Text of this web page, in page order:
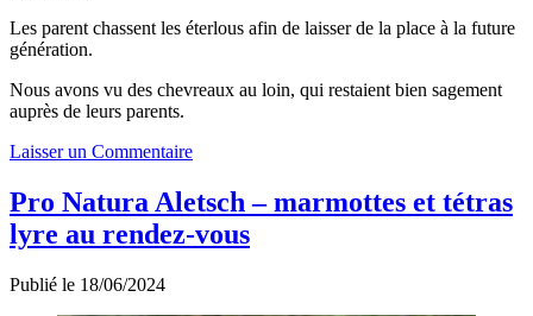
Les parent chassent les éterlous afin de laisser de la place à la future
génération.
Nous avons vu des chevreaux au loin, qui restaient bien sagement
auprès de leurs parents.
Laisser un Commentaire
Pro Natura Aletsch – marmottes et tétras
lyre au rendez-vous
Publié le 18/06/2024